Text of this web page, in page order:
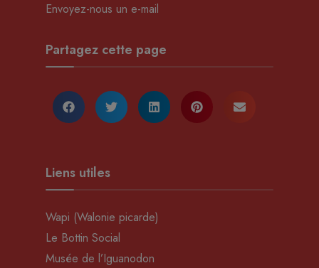
Envoyez-nous un e-mail
Partagez cette page
Liens utiles
Wapi (Walonie picarde)
Le Bottin Social
Musée de l’Iguanodon